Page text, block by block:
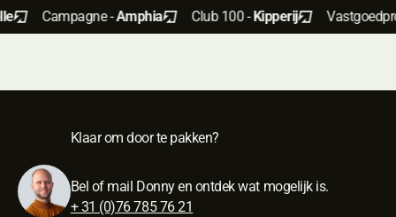
-Amphia Club 100 -Kipperij Vastgoedpromotie -
Klaar om door te pakken?
Bel of mail Donny en ontdek wat mogelijk is.
+ 31 (0)76 785 76 21